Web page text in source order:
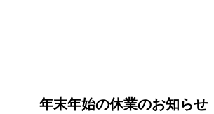
年末年始の休業のお知らせ